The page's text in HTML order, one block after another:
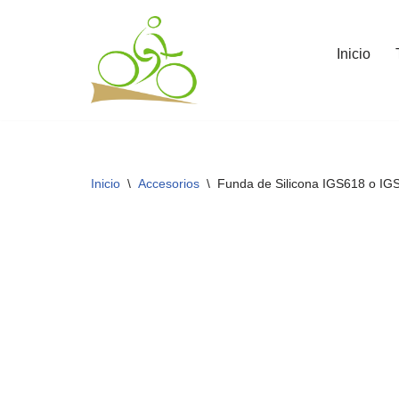
Inicio
Inicio \ Accesorios \ Funda de Silicona IGS618 o